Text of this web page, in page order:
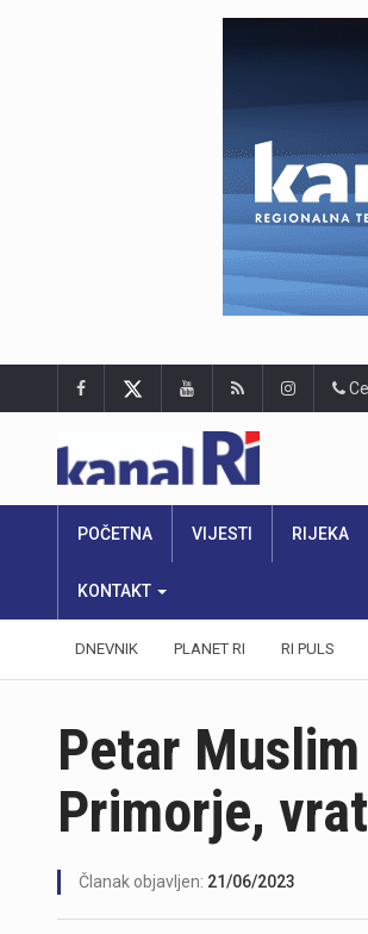
POČETNA VIJESTI RIJEKA
KONTAKT
DNEVNIK PLANET RI RI PULS
Petar
Primorje,
Članak objavljen: 21/06/2023